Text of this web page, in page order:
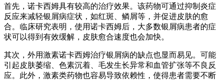
首先，诺卡西姆具有较高的治疗效果。该药物可通过抑制炎症
反应来减轻银屑病症状，如红斑、鳞屑等，并促进皮肤的愈
合。临床研究表明，使用诺卡西姆后，大多数银屑病患者的症
状可以得到有效缓解，皮肤愈合速度也会加快。
其次，外用激素诺卡西姆治疗银屑病的缺点也显而易见。可能
引起皮肤萎缩、色素沉着、毛发生长异常和血管扩张等不良反
应。此外，激素类药物也容易导致依赖性，使得患者需要不断